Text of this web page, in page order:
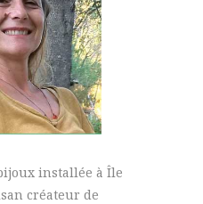
installée à Île
créateur de